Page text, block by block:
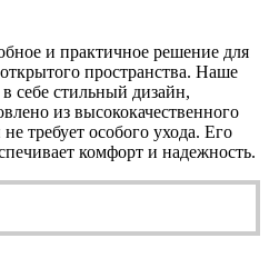
и практичное решение для
пространства. Наше
в себе стильный дизайн,
из высококачественного
требует особого ухода. Его
комфорт и надежность.